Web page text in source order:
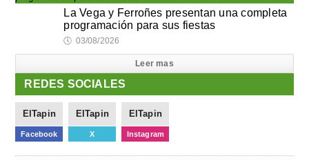
La Vega y Ferroñes presentan una completa
programación para sus fiestas
🕔 03/08/2026
Leer mas
REDES SOCIALES
ElTapin
Facebook
ElTapin
X
ElTapin
Instagram